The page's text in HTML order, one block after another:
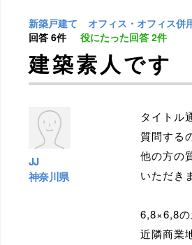
新築戸建て
オフィス・オフィス併
回答 6件 役にたった回答 2件
建築素人です
JJ
神奈川県
タイトル
質問する
他の方の
いただき
6,8×6,8の
近隣商業